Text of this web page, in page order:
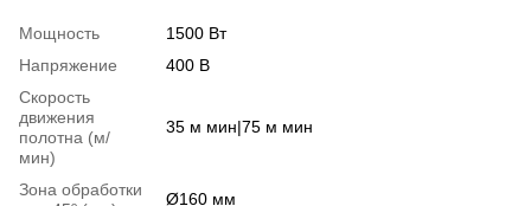
Мощность
1500 Вт
Напряжение
400 В
Скорость
движения
полотна (м/
мин)
35 м мин|75 м мин
Зона обработки
Ø160 мм